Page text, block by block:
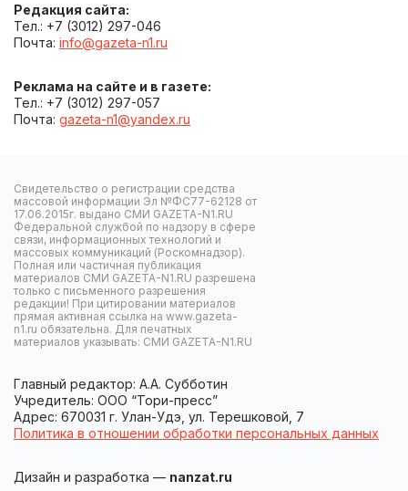
Редакция сайта:
Тел.: +7 (3012) 297-046
Почта: info@gazeta-n1.ru
Реклама на сайте и в газете:
Тел.: +7 (3012) 297-057
Почта: gazeta-n1@yandex.ru
Свидетельство о регистрации средства
массовой информации Эл №ФС77-62128 от
17.06.2015г. выдано СМИ GAZETA-N1.RU
Федеральной службой по надзору в сфере
связи, информационных технологий и
массовых коммуникаций (Роскомнадзор).
Полная или частичная публикация
материалов СМИ GAZETA-N1.RU разрешена
только с письменного разрешения
редакции! При цитировании материалов
прямая активная ссылка на www.gazeta-
n1.ru обязательна. Для печатных
материалов указывать: СМИ GAZETA-N1.RU
Главный редактор: А.А. Субботин
Учредитель: ООО “Тори-пресс”
Адрес: 670031 г. Улан-Удэ, ул. Терешковой, 7
Политика в отношении обработки персональных данных
Дизайн и разработка — nanzat.ru